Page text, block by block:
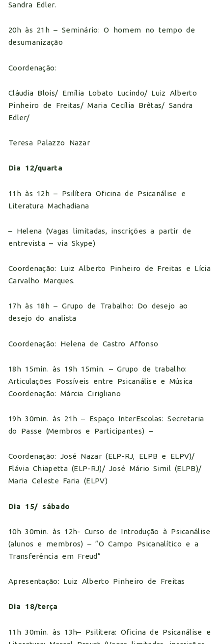
Sandra Edler.
20h às 21h – Seminário: O homem no tempo de
desumanização
Coordenação:
Cláudia Blois/ Emília Lobato Lucindo/ Luiz Alberto
Pinheiro de Freitas/ Maria Cecília Brêtas/ Sandra
Edler/
Teresa Palazzo Nazar
Dia 12/quarta
11h às 12h – Psilítera Oficina de Psicanálise e
Literatura Machadiana
– Helena (Vagas limitadas, inscrições a partir de
entrevista – via Skype)
Coordenação: Luiz Alberto Pinheiro de Freitas e Lícia
Carvalho Marques.
17h às 18h – Grupo de Trabalho: Do desejo ao
desejo do analista
Coordenação: Helena de Castro Affonso
18h 15min. às 19h 15min. – Grupo de trabalho:
Articulações Possíveis entre Psicanálise e Música
Coordenação: Márcia Cirigliano
19h 30min. às 21h – Espaço InterEscolas: Secretaria
do Passe (Membros e Participantes) –
Coordenação: José Nazar (ELP-RJ, ELPB e ELPV)/
Flávia Chiapetta (ELP-RJ)/ José Mário Simil (ELPB)/
Maria Celeste Faria (ELPV)
Dia 15/ sábado
10h 30min. às 12h- Curso de Introdução à Psicanálise
(alunos e membros) – “O Campo Psicanalítico e a
Transferência em Freud”
Apresentação: Luiz Alberto Pinheiro de Freitas
Dia 18/terça
11h 30min. às 13h– Psilítera: Oficina de Psicanálise e